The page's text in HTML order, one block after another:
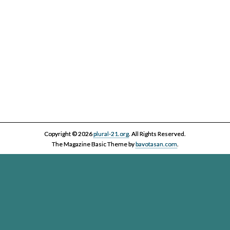
Copyright © 2026plural-21.org. All Rights Reserved.
The Magazine Basic Theme bybavotasan.com.